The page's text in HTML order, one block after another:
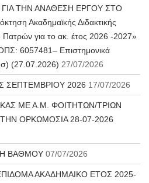
ΓΙΑ ΤΗΝ ΑΝΑΘΕΣΗ ΕΡΓΟΥ ΣΤΟ
Ακαδημαϊκής Διδακτικής
Πατρών για το ακ. έτος 2026 -2027»
6057481– Επιστημονικά
(27.07.2026) 27/07/2026
ΣΕΠΤΕΜΒΡΙΟΥ 2026 17/07/2026
ΜΕ Α.Μ. ΦΟΙΤΗΤΩΝ/ΤΡΙΩΝ
ΟΡΚΩΜΟΣΙΑ 28-07-2026
ΒΑΘΜΟΥ 07/07/2026
ΑΚΑΔΗΜΑΙΚΟ ΕΤΟΣ 2025-